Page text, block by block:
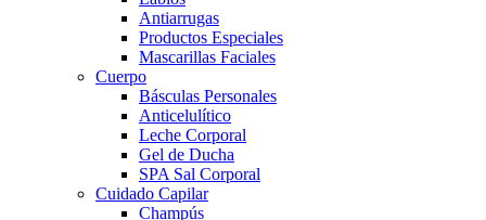
Antiarrugas
Productos Especiales
Mascarillas Faciales
Cuerpo
Básculas Personales
Anticelulítico
Leche Corporal
Gel de Ducha
SPA Sal Corporal
Cuidado Capilar
Champús